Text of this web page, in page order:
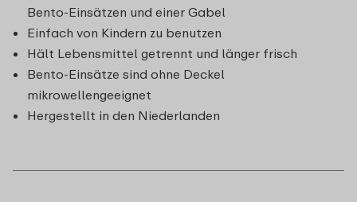
Bento-Einsätzen und einer Gabel
Einfach von Kindern zu benutzen
Hält Lebensmittel getrennt und länger frisch
Bento-Einsätze sind ohne Deckel
mikrowellengeeignet
Hergestellt in den Niederlanden